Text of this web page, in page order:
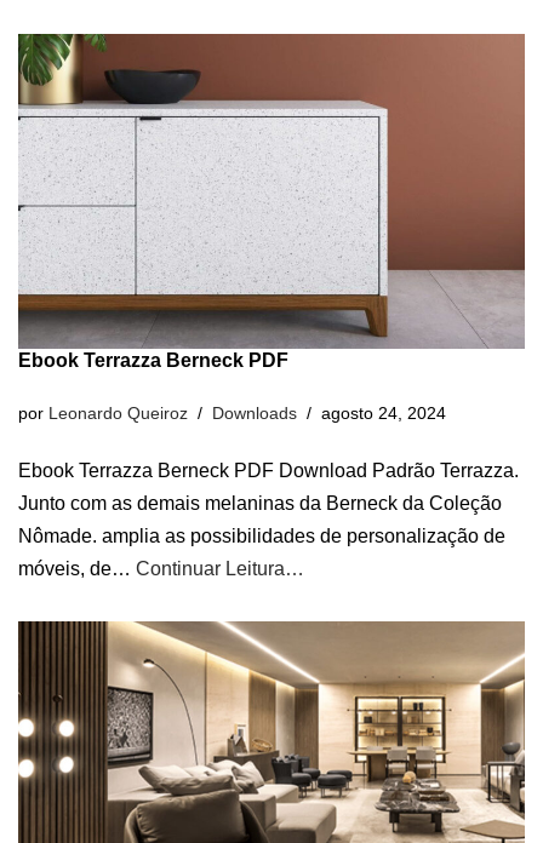
Ebook Terrazza Berneck PDF
por Leonardo Queiroz Downloads agosto 24, 2024
Ebook Terrazza Berneck PDF Download Padrão Terrazza.
Junto com as demais melaninas da Berneck da Coleção
Nômade. amplia as possibilidades de personalização de
móveis, de… Continuar Leitura…